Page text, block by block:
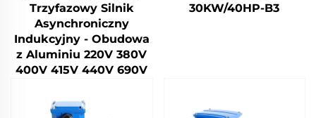
Trzyfazowy Silnik
Asynchroniczny
Indukcyjny - Obudowa
z Aluminiu 220V 380V
400V 415V 440V 690V
30KW/40HP-B3